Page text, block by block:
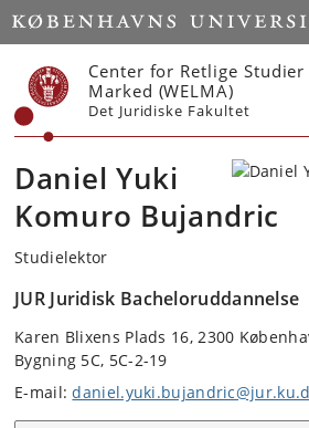
Start
Center for Retlige
Marked (WELMA)
Det Juridiske Fakultet
Daniel Yuki
Komuro Bujandric
Studielektor
JUR Juridisk Bacheloruddannelse
Karen Blixens Plads 16, 2300
Bygning 5C, 5C-2-19
E-mail: